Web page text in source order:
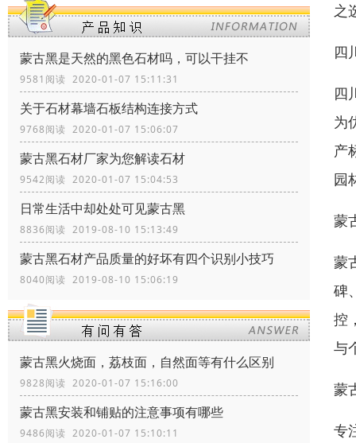
蒙古黑是天然的黑色石材吗，可以干挂不
9581阅读 2020-01-07 15:11:31
关于石材幕墙石板结构连接方式
9768阅读 2020-01-07 15:06:07
蒙古黑石材厂家为您解读石材
9542阅读 2020-01-07 15:04:53
日常生活中却处处可见蒙古黑
8836阅读 2019-08-10 15:13:49
蒙古黑石材产品质量的好坏有四个识别小技巧
8040阅读 2019-08-10 15:06:19
蒙古黑火烧面，荔枝面，自然面等有什么区别
9828阅读 2020-01-07 15:16:00
蒙古黑安装和铺贴的注意事项有哪些
9486阅读 2020-01-07 15:10:11
之
四
四
为
产
园
蒙
蒙
碑
控
与
蒙
专